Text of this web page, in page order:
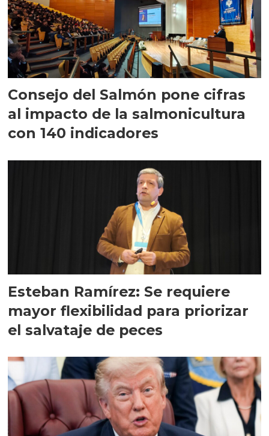
Consejo del Salmón pone cifras
al impacto de la salmonicultura
con 140 indicadores
Esteban Ramírez: Se requiere
mayor flexibilidad para priorizar
el salvataje de peces